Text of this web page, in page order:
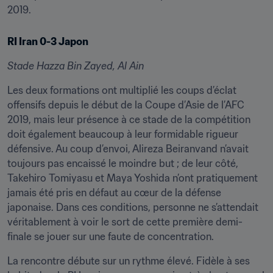
2019.
RI Iran 0-3 Japon
Stade Hazza Bin Zayed, Al Ain
Les deux formations ont multiplié les coups d’éclat
offensifs depuis le début de la Coupe d’Asie de l’AFC
2019, mais leur présence à ce stade de la compétition
doit également beaucoup à leur formidable rigueur
défensive. Au coup d’envoi, Alireza Beiranvand n’avait
toujours pas encaissé le moindre but ; de leur côté,
Takehiro Tomiyasu et Maya Yoshida n’ont pratiquement
jamais été pris en défaut au cœur de la défense
japonaise. Dans ces conditions, personne ne s’attendait
véritablement à voir le sort de cette première demi-
finale se jouer sur une faute de concentration.
La rencontre débute sur un rythme élevé. Fidèle à ses